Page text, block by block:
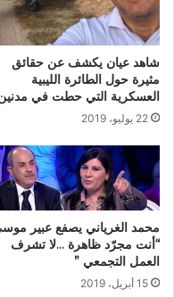
شاهد عيان يكشف عن حقائق
مثيرة حول الطائرة الليبية
العسكرية التي حطت في
22 يوليو، 2019
محمد الغرياني يصفع عبير
“أنت مجرّد ظاهرة …لا تشرف
العمل التجمعي ”
15 أبريل، 2019